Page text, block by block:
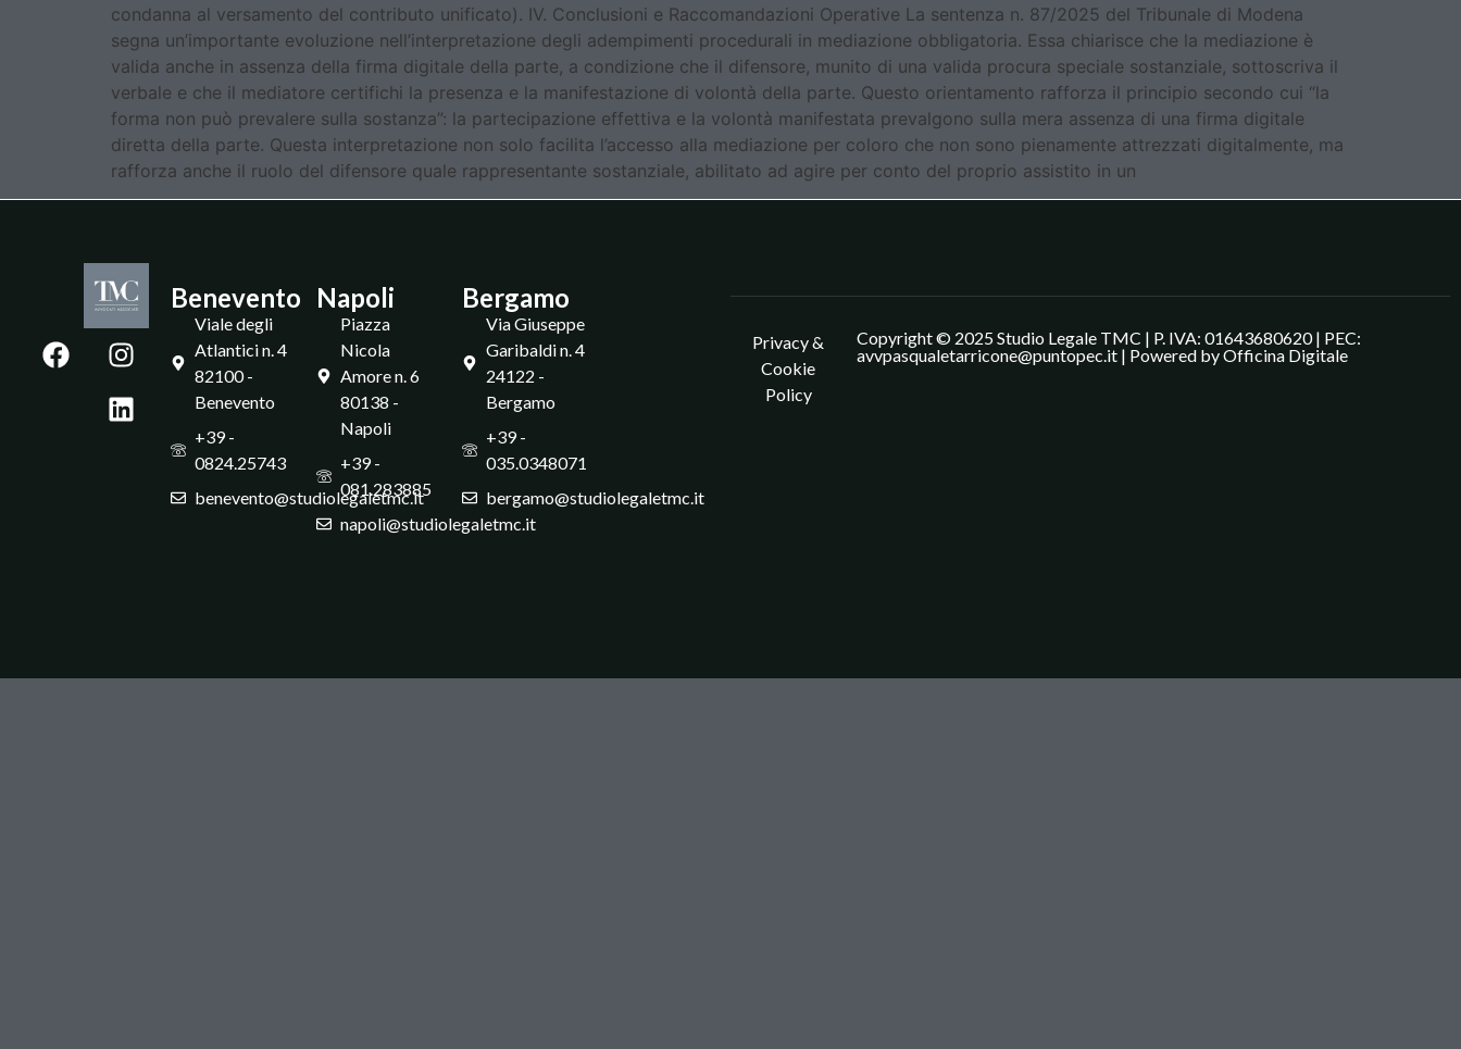
condanna al versamento del contributo unificato). IV. Conclusioni e Raccomandazioni Operative La sentenza n. 87/2025 del Tribunale di Modena
segna un’importante evoluzione nell’interpretazione degli adempimenti procedurali in mediazione obbligatoria. Essa chiarisce che la mediazione è
valida anche in assenza della firma digitale della parte, a condizione che il difensore, munito di una valida procura speciale sostanziale, sottoscriva il
verbale e che il mediatore certifichi la presenza e la manifestazione di volontà della parte. Questo orientamento rafforza il principio secondo cui “la
forma non può prevalere sulla sostanza”: la partecipazione effettiva e la volontà manifestata prevalgono sulla mera assenza di una firma digitale
diretta della parte. Questa interpretazione non solo facilita l’accesso alla mediazione per coloro che non sono pienamente attrezzati digitalmente, ma
rafforza anche il ruolo del difensore quale rappresentante sostanziale, abilitato ad agire per conto del proprio assistito in un
Benevento
Viale degli
Atlantici n. 4
82100 -
Benevento
+39 -
0824.25743
benevento@studiolegaletmc.it
Napoli
Piazza
Nicola
Amore n. 6
80138 -
Napoli
+39 -
081.283885
napoli@studiolegaletmc.it
Bergamo
Via Giuseppe
Garibaldi n. 4
24122 -
Bergamo
+39 -
035.0348071
bergamo@studiolegaletmc.it
Privacy &
Cookie
Policy
Copyright © 2025 Studio Legale TMC | P. IVA: 01643680620 | PEC:
avvpasqualetarricone@puntopec.it | Powered byOfficina Digitale